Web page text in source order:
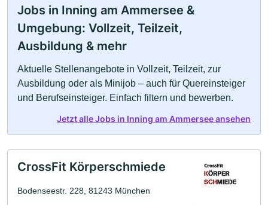
Jobs in Inning am Ammersee &
Umgebung: Vollzeit, Teilzeit,
Ausbildung & mehr
Aktuelle Stellenangebote in Vollzeit, Teilzeit, zur
Ausbildung oder als Minijob – auch für Quereinsteiger
und Berufseinsteiger. Einfach filtern und bewerben.
Jetzt alle Jobs in Inning am Ammersee ansehen
CrossFit Körperschmiede
Bodenseestr. 228, 81243 München